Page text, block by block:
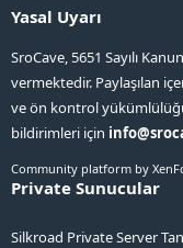
Yasal Uyarı
SroCave, 5651 Sayılı
vermektedir. Paylaşılan
ve ön kontrol
bildirimleri için
Community platform by
Private Sunucular
Silkroad Private Server